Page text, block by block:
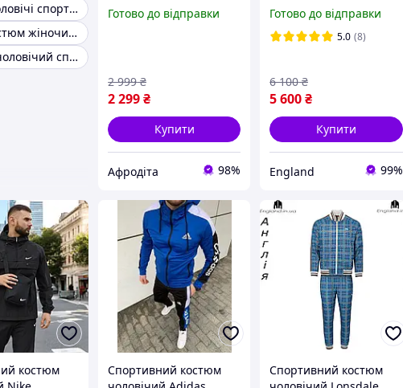
Зручні чоловічі спортивні костюми весна-осінь
Спорт костюм жіночий стильний
Модний чоловічий спортивний костюм весна-осінь
демісезонний модний
Готово до відправки
2 299₴
2 999 ₴
Купити
Афродіта 98%
джентльмени)
Gentlemen з Англії в
Готово до відправки
5.0 (8)
5 600₴
6 100 ₴
Купити
England 99%
костюм
Спортивний костюм
Спортивний костюм